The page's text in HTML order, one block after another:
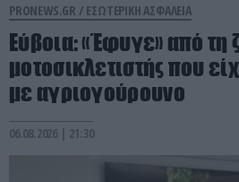
PRONEWS.GR / ΕΣΩΤΕΡΙΚΗ ΑΣΦΑΛΕΙΑ
Εύβοια: «Έφυγε» από τη
μοτοσικλετιστής που
με αγριογούρουνο
06.08.2026 | 21:30